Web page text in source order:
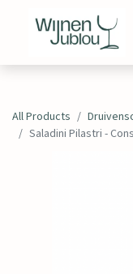
All Products
Saladini Pilastri -